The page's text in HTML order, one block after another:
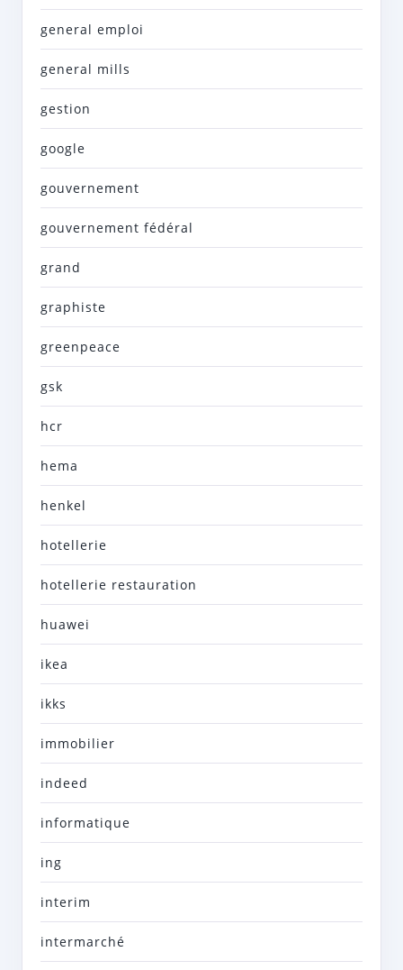
general emploi
general mills
gestion
google
gouvernement
gouvernement fédéral
grand
graphiste
greenpeace
gsk
hcr
hema
henkel
hotellerie
hotellerie restauration
huawei
ikea
ikks
immobilier
indeed
informatique
ing
interim
intermarché